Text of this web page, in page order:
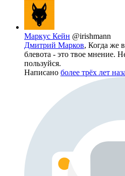
Маркус Кейн @irishmann
Дмитрий Марков, Когда же
блевота - это твое мнение.
пользуйся.
Написано более трёх лет